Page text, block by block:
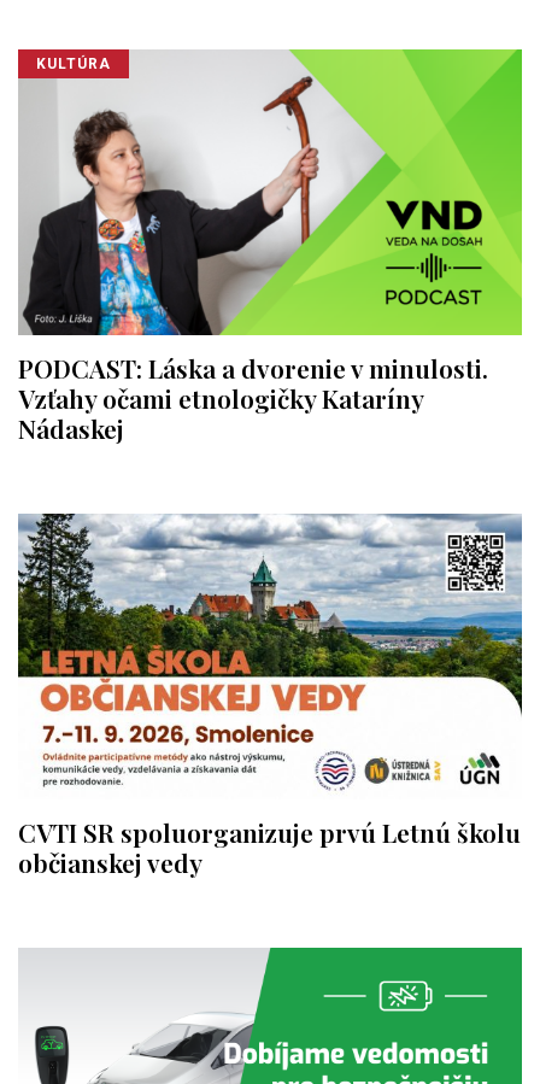
KULTÚRA
PODCAST: Láska a dvorenie v minulosti.
Vzťahy očami etnologičky Kataríny
Nádaskej
CVTI SR spoluorganizuje prvú Letnú školu
občianskej vedy